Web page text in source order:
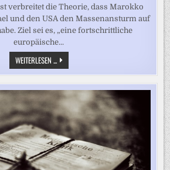
verbreitet die Theorie, dass Marokko
und den USA den Massenansturm auf
Ziel sei es, „eine fortschrittliche
europäische...
WEITERLESEN ... GEORG
RESTLE
VERMUTET
HINTER
MIGRANTENANSTURM
AUF
CEUTA
US-
ISRAELISCH-
MAROKKANISCHE
GEHEIMAKTION